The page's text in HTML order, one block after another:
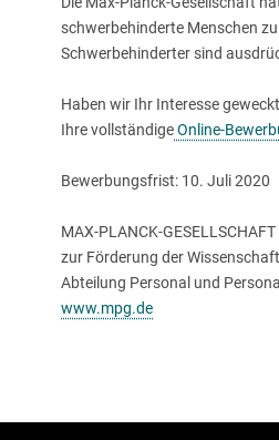
schwerbehinderte Menschen
Schwerbehinderter sind
Haben wir Ihr Interesse
Ihre vollständigeOnline-
Bewerbungsfrist: 10. Juli 2020
MAX-PLANCK-GESELLSCHAFT
zur Förderung der
Abteilung Personal und
www.mpg.de